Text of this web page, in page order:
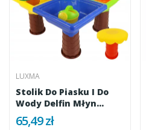
LUXMA
Stolik Do Piasku I Do
Wody Delfin Młyn
Łopatka...
65,49 zł